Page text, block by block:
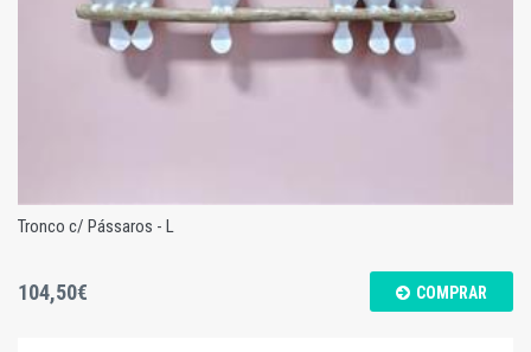
Tronco c/ Pássaros - L
104,50€ COMPRAR